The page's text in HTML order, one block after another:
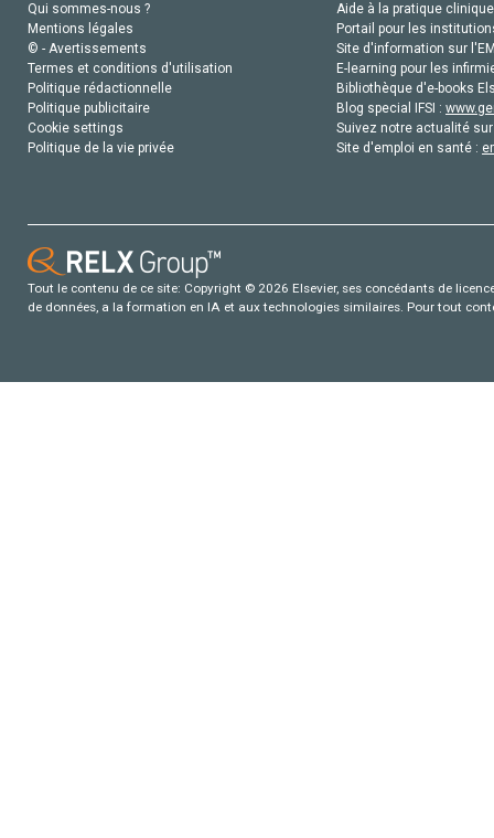
Qui sommes-nous ?
Mentions légales
© - Avertissements
Termes et conditions d'utilisation
Politique rédactionnelle
Politique publicitaire
Cookie settings
Politique de la vie privée
Aide à la pratique
Portail pour les
Site d'information sur
E-learning pour les
Bibliothèque d'e-books
Blog special IFSI :
Suivez notre actualité
Site d'emploi en santé :
Tout le contenu de ce site: Copyright © 2026 Elsevier, ses concédants de
de données, a la formation en IA et aux technologies similaires. Pour tout